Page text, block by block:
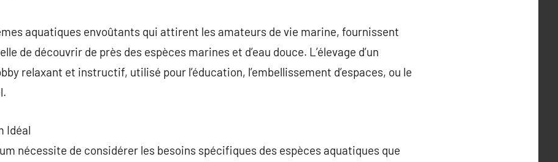
aquatiques envoûtants qui attirent les amateurs de vie marine, fournissent
de découvrir de près des espèces marines et d’eau douce. L’élevage d’un
relaxant et instructif, utilisé pour l’éducation, l’embellissement d’espaces, ou le
Idéal
nécessite de considérer les besoins spécifiques des espèces aquatiques que